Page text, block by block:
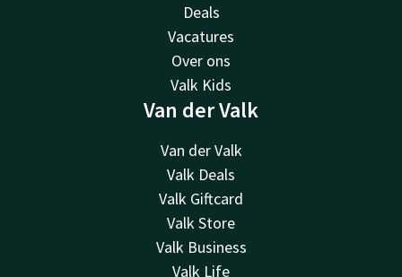
Deals
Vacatures
Over ons
Valk Kids
Van der Valk
Van der Valk
Valk Deals
Valk Giftcard
Valk Store
Valk Business
Valk Life